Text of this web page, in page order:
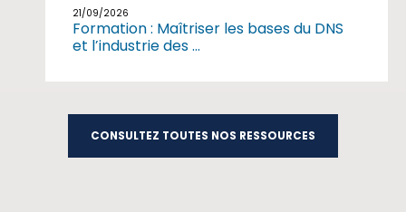
21/09/2026
Formation : Maîtriser les bases du DNS
et l’industrie des ...
CONSULTEZ TOUTES NOS RESSOURCES